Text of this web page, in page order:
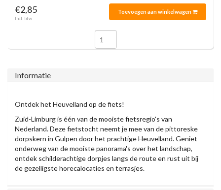
€2,85
Incl. btw
Toevoegen aan winkelwagen
Informatie
Ontdek het Heuvelland op de fiets!
Zuid-Limburg is één van de mooiste fietsregio's van
Nederland. Deze fietstocht neemt je mee van de pittoreske
dorpskern in Gulpen door het prachtige Heuvelland. Geniet
onderweg van de mooiste panorama's over het landschap,
ontdek schilderachtige dorpjes langs de route en rust uit bij
de gezelligste horecalocaties en terrasjes.